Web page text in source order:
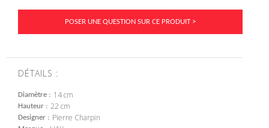
POSER UNE QUESTION SUR CE PRODUIT >
DÉTAILS :
Diamètre 14 cm
Hauteur 22 cm
Designer Pierre Charpin